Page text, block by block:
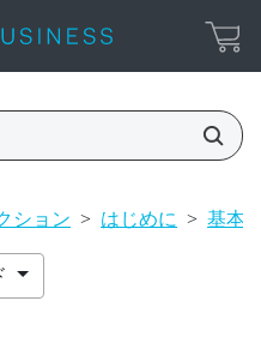
ション > はじめに > 基本